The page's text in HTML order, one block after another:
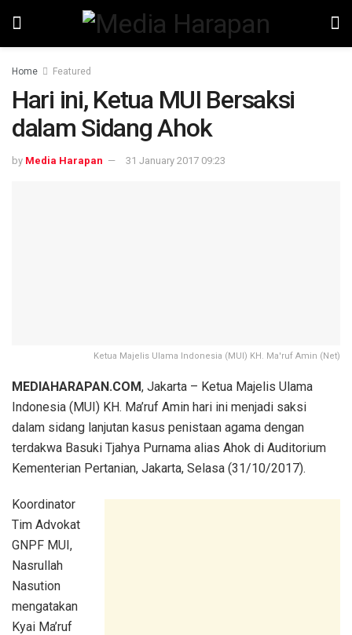
Home Featured
Hari ini, Ketua MUI Bersaksi
dalam Sidang Ahok
by Media Harapan 31 January 2017 09:23
Ketua Majelis Ulama Indonesia (MUI) KH. Ma'ruf Amin (Net)
MEDIAHARAPAN.COM, Jakarta – Ketua Majelis Ulama
Indonesia (MUI) KH. Ma’ruf Amin hari ini menjadi saksi
dalam sidang lanjutan kasus penistaan agama dengan
terdakwa Basuki Tjahya Purnama alias Ahok di Auditorium
Kementerian Pertanian, Jakarta, Selasa (31/10/2017).
Koordinator
Tim Advokat
GNPF MUI,
Nasrullah
Nasution
mengatakan
Kyai Ma’ruf